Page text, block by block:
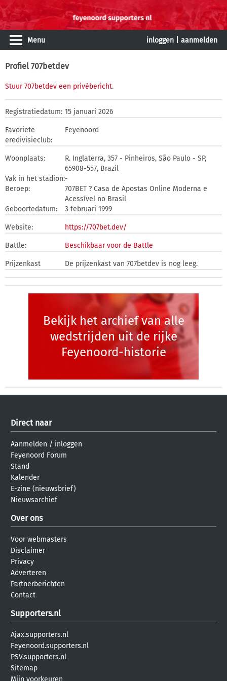
Menu inloggen aanmelden
Profiel 707betdev
Stuur 707betdev een privébericht.
Registratiedatum: 15 januari 2026
Favoriete
eredivisieclub:
Feyenoord
Woonplaats:
R. Inglaterra, 357 - Pinheiros, São Paulo - SP,
65908-557, Brazil
Vak in het stadion:-
Beroep:
707BET ? Casa de Apostas Online Moderna e
Acessível no Brasil
Geboortedatum:
3 februari 1999
Website: https://707bet.dev/
Battle: Beschikbaar voor de Battle
Prijzenkast De prijzenkast van 707betdev is nog leeg.
Bekijk het archief van alle
wedstrijden uit de rijke
Feyenoord-historie
Direct naar
Aanmelden / inloggen
Feyenoord Forum
Stand
Kalender
E-zine (nieuwsbrief)
Nieuwsarchief
Over ons
Voor webmasters
Disclaimer
Privacy
Adverteren
Partnerberichten
Contact
Supporters.nl
Ajax.supporters.nl
Feyenoord.supporters.nl
PSV.supporters.nl
Sitemap
Mijn voorkeuren